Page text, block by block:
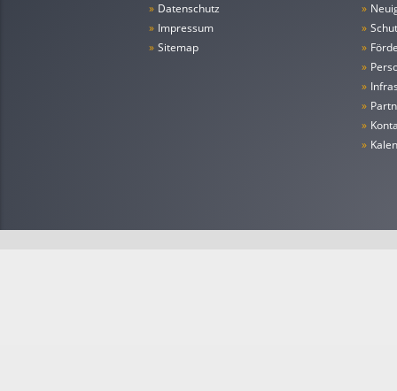
» Datenschutz
» Impressum
» Sitemap
»
»
»
»
»
»
»
»